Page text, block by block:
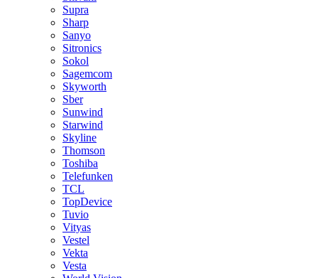
Supra
Sharp
Sanyo
Sitronics
Sokol
Sagemcom
Skyworth
Sber
Sunwind
Starwind
Skyline
Thomson
Toshiba
Telefunken
TCL
TopDevice
Tuvio
Vityas
Vestel
Vekta
Vesta